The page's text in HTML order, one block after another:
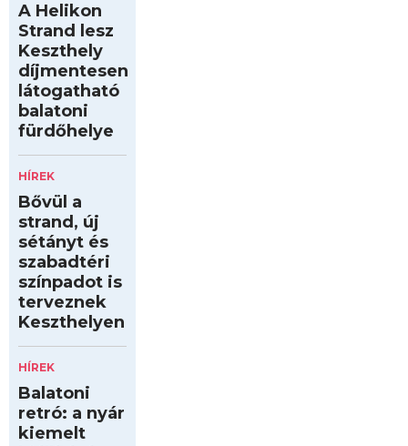
A Helikon
Strand lesz
Keszthely
díjmentesen
látogatható
balatoni
fürdőhelye
HÍREK
Bővül a
strand, új
sétányt és
szabadtéri
színpadot is
terveznek
Keszthelyen
HÍREK
Balatoni
retró: a nyár
kiemelt